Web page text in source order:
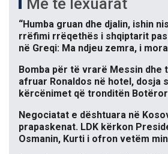
Më të lexuarat
“Humba gruan dhe djalin, ishin
rrëfimi rrëqethës i shqiptarit
në Greqi: Ma ndjeu zemra, i
Bomba për të vrarë Messin dhe
afruar Ronaldos në hotel, dosja
kërcënimet që tronditën
Negociatat e dështuara në
prapaskenat. LDK kërkon
Osmanin, Kurti i ofron vetëm